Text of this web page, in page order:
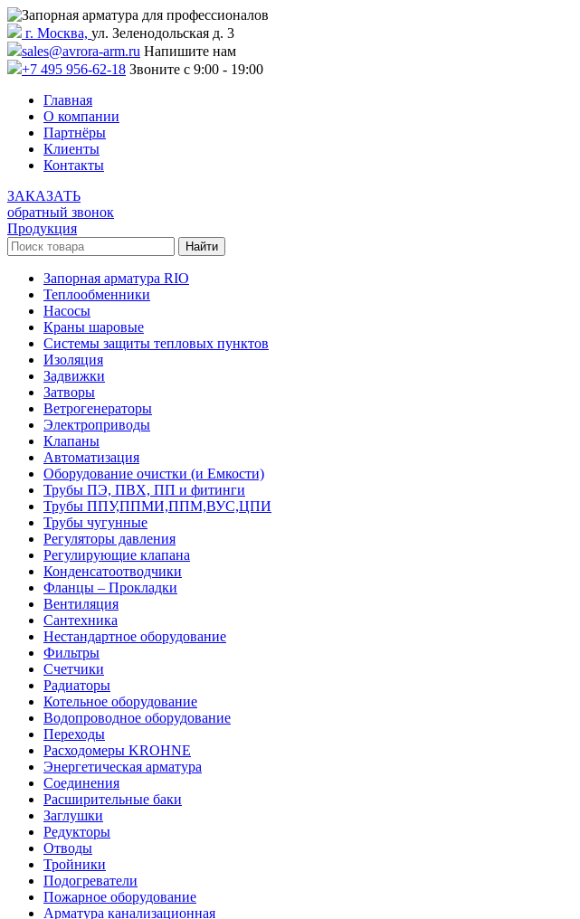
г. Москва, ул. Зеленодольская д. 3
sales@avrora-arm.ru Напишите нам
+7 495 956-62-18 Звоните с 9:00 - 19:00
Главная
О компании
Партнёры
Клиенты
Контакты
ЗАКАЗАТЬ
обратный звонок
Продукция
Запорная арматура RIO
Теплообменники
Насосы
Краны шаровые
Системы защиты тепловых пунктов
Изоляция
Задвижки
Затворы
Ветрогенераторы
Электроприводы
Клапаны
Автоматизация
Оборудование очистки (и Емкости)
Трубы ПЭ, ПВХ, ПП и фитинги
Трубы ППУ,ППМИ,ППМ,ВУС,ЦПИ
Трубы чугунные
Регуляторы давления
Регулирующие клапана
Конденсатоотводчики
Фланцы – Прокладки
Вентиляция
Сантехника
Нестандартное оборудование
Фильтры
Счетчики
Радиаторы
Котельное оборудование
Водопроводное оборудование
Переходы
Расходомеры KROHNE
Энергетическая арматура
Соединения
Расширительные баки
Заглушки
Редукторы
Отводы
Тройники
Подогреватели
Пожарное оборудование
Арматура канализационная